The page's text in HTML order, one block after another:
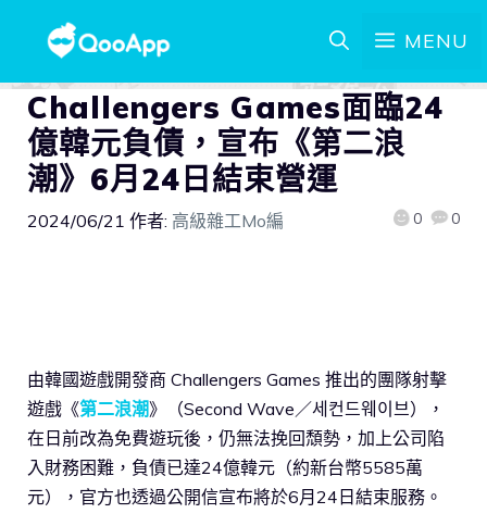
MENU
Challengers Games面臨24
億韓元負債，宣布《第二浪
潮》6月24日結束營運
2024/06/21 作者: 高級雜工Mo編 0 0
由韓國遊戲開發商 Challengers Games 推出的團隊射擊
遊戲《第二浪潮》（Second Wave／세컨드웨이브），
在日前改為免費遊玩後，仍無法挽回頹勢，加上公司陷
入財務困難，負債已達24億韓元（約新台幣5585萬
元），官方也透過公開信宣布將於6月24日結束服務。